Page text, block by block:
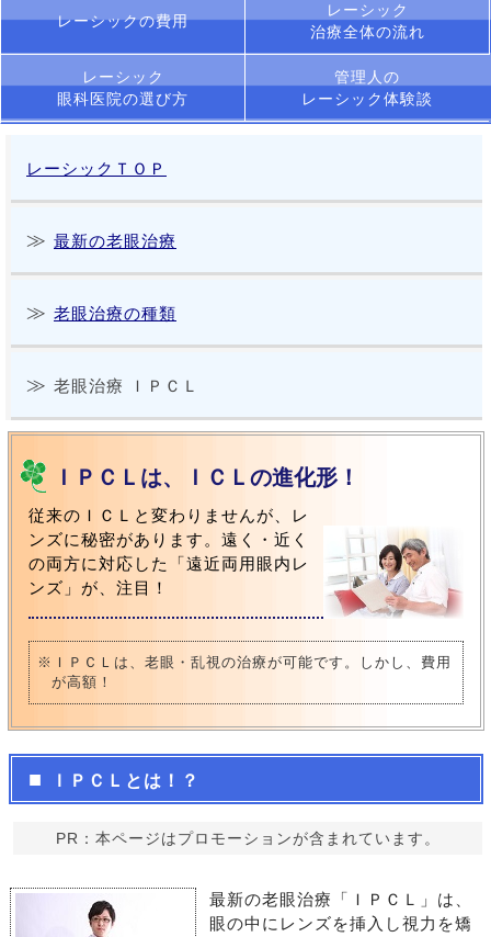
レーシックの費用
レーシック
治療全体の流れ
レーシック
眼科医院の選び方
管理人の
レーシック体験談
レーシックＴＯＰ
最新の老眼治療
老眼治療の種類
老眼治療 ＩＰＣＬ
ＩＰＣＬは、ＩＣＬの進化形！
従来のＩＣＬと変わりませんが、レ
ンズに秘密があります。遠く・近く
の両方に対応した「遠近両用眼内レ
ンズ」が、注目！
※ＩＰＣＬは、老眼・乱視の治療が可能です。しかし、費用
が高額！
ＩＰＣＬとは！？
PR：本ページはプロモーションが含まれています。
最新の老眼治療「ＩＰＣＬ」は、
眼の中にレンズを挿入し視力を矯